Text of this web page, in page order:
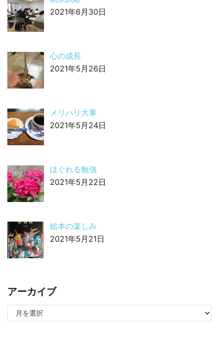
2021年6月30日
心の成長
2021年5月26日
メリハリ大事
2021年5月24日
ほぐれる勉強
2021年5月22日
絵本の楽しみ
2021年5月21日
アーカイブ